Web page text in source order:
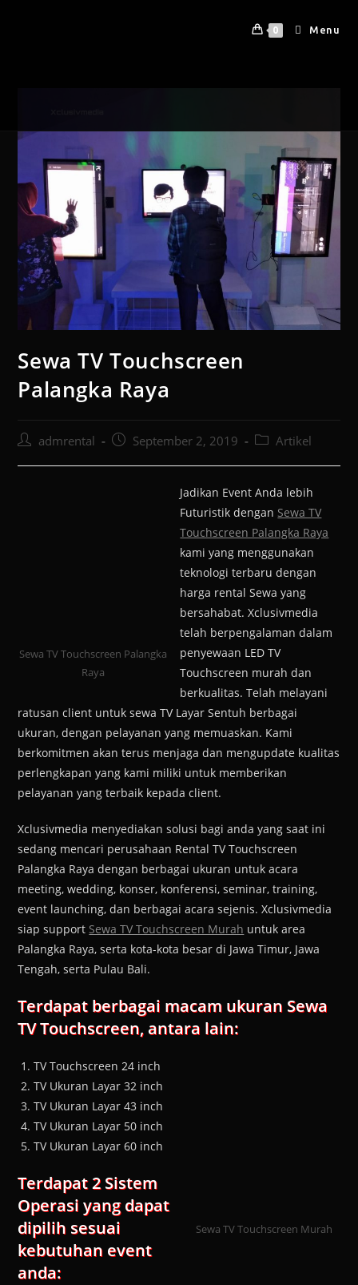
0 Menu
Sewa TV Touchscreen
Palangka Raya
admrental September 2, 2019 Artikel
Sewa TV Touchscreen Palangka
Raya
Jadikan Event Anda lebih
Futuristik dengan Sewa TV
Touchscreen Palangka Raya
kami yang menggunakan
teknologi terbaru dengan
harga rental Sewa yang
bersahabat. Xclusivmedia
telah berpengalaman dalam
penyewaan LED TV
Touchscreen murah dan
berkualitas. Telah melayani
ratusan client untuk sewa TV Layar Sentuh berbagai
ukuran, dengan pelayanan yang memuaskan. Kami
berkomitmen akan terus menjaga dan mengupdate kualitas
perlengkapan yang kami miliki untuk memberikan
pelayanan yang terbaik kepada client.
Xclusivmedia menyediakan solusi bagi anda yang saat ini
sedang mencari perusahaan Rental TV Touchscreen
Palangka Raya dengan berbagai ukuran untuk acara
meeting, wedding, konser, konferensi, seminar, training,
event launching, dan berbagai acara sejenis. Xclusivmedia
siap support Sewa TV Touchscreen Murah untuk area
Palangka Raya, serta kota-kota besar di Jawa Timur, Jawa
Tengah, serta Pulau Bali.
Terdapat berbagai macam ukuran Sewa
TV Touchscreen, antara lain:
Sewa TV Touchscreen Murah
TV Touchscreen 24 inch
TV Ukuran Layar 32 inch
TV Ukuran Layar 43 inch
TV Ukuran Layar 50 inch
TV Ukuran Layar 60 inch
Terdapat 2 Sistem
Operasi yang dapat
dipilih sesuai
kebutuhan event
anda: